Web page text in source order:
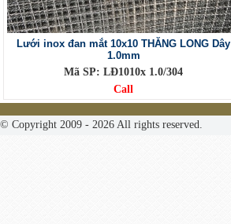
Lưới inox đan mắt 10x10 THĂNG LONG Dây
1.0mm
Mã SP: LĐ1010x 1.0/304
Call
© Copyright 2009 - 2026 All rights reserved.